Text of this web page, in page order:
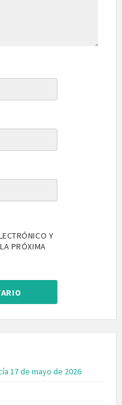
Y
PRÓXIMA
17 de mayo de 2026